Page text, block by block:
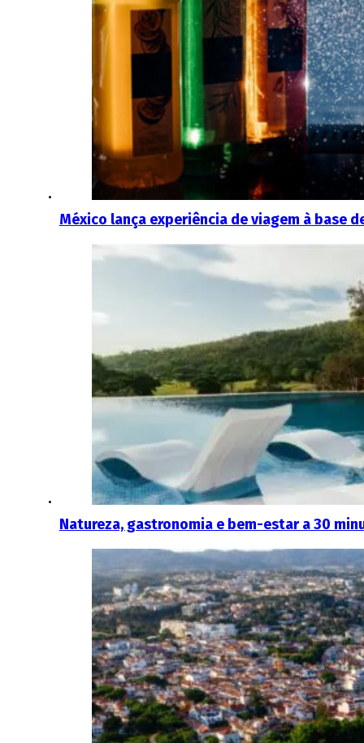
México lança experiência de viagem à base
Natureza, gastronomia e bem-estar a 30